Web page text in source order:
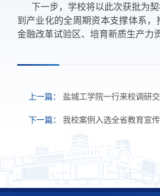
下一步，学校将以此次获批为
到产业化的全周期资本支撑体系，
金融改革试验区、培育新质生产力
上一篇： 盐城工学院一行来校调研
下一篇： 我校案例入选全省教育宣